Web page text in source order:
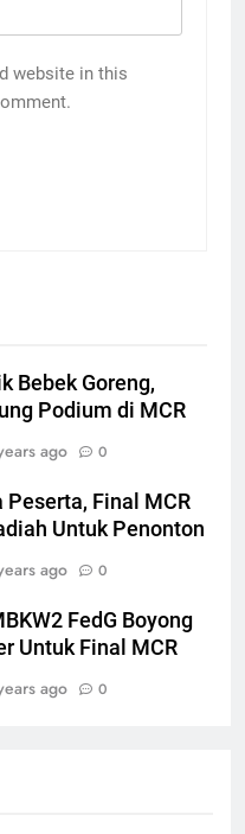
website in this
Bebek Goreng,
Podium di MCR
ago 0
Peserta, Final MCR
Untuk Penonton
ago 0
FedG Boyong
Untuk Final MCR
ago 0